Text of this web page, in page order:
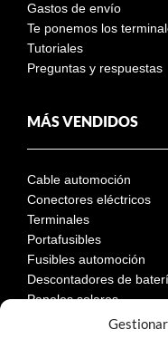
Gastos de envío
Te ponemos los
Tutoriales
Preguntas y respuestas
MÁS VENDIDOS
Cable automoción
Conectores eléctricos
Terminales
Portafusibles
Fusibles automoción
Descontadores de
Paneles solares